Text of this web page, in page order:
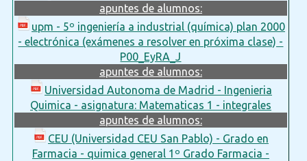
apuntes de alumnos:
upm - 5º ingeniería a industrial (química) plan 2000
- electrónica (exámenes a resolver en próxima clase) -
P00_EyRA_J
apuntes de alumnos:
Universidad Autonoma de Madrid - Ingenieria
Quimica - asignatura: Matematicas 1 - integrales
apuntes de alumnos:
CEU (Universidad CEU San Pablo) - Grado en
Farmacia - quimica general 1º Grado Farmacia -